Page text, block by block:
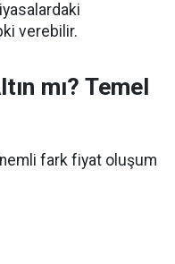
verebilir.
mı? Temel
fark fiyat oluşum